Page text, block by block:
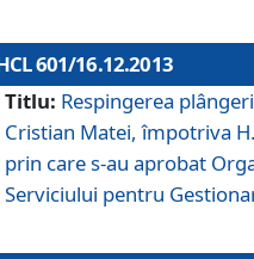
601/16.12.2013
Titlu: Respingerea
Cristian Matei, împotriva
prin care s-au aprobat
Serviciului pentru